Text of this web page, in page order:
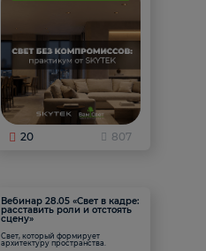
20 807
Вебинар 28.05 «Свет в кадре:
расставить роли и отстоять
сцену»
Свет, который формирует
архитектуру пространства.